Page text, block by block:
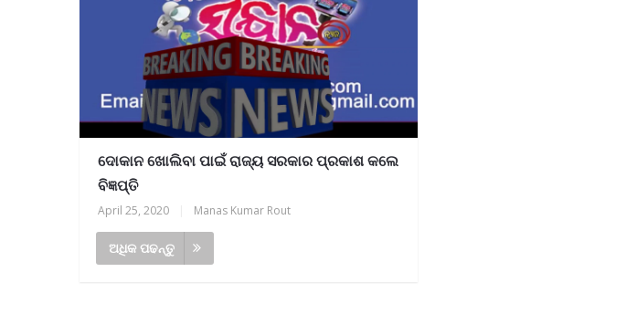
ଦୋକାନ ଖୋଲିବା ପାଇଁ ରାଜ୍ୟ ସରକାର ପ୍ରକାଶ କଲେ
ବିଜ୍ଞପ୍ତି
April 25, 2020 Manas Kumar Rout
ଅଧିକ ପଢନ୍ତୁ